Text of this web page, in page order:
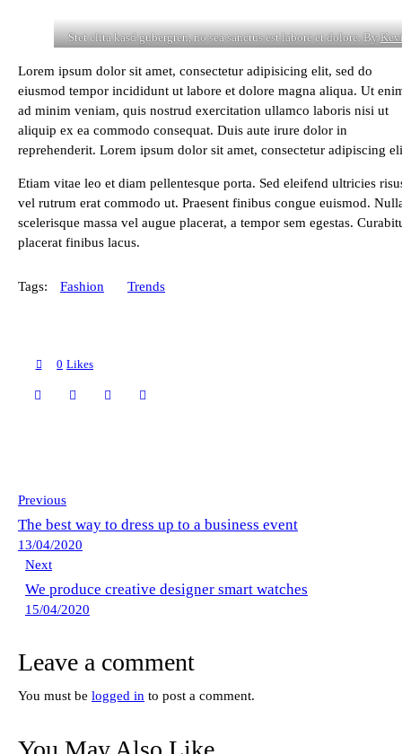
Stet clita kasd gubergren, no sea sanctus est labore et dolore. By
Lorem ipsum dolor sit amet, consectetur adipisicing elit, sed do
eiusmod tempor incididunt ut labore et dolore magna aliqua. Ut
ad minim veniam, quis nostrud exercitation ullamco laboris nisi ut
aliquip ex ea commodo consequat. Duis aute irure dolor in
reprehenderit. Lorem ipsum dolor sit amet, consectetur adipiscing
Etiam vitae leo et diam pellentesque porta. Sed eleifend ultricies
vel rutrum erat commodo ut. Praesent finibus congue euismod.
scelerisque massa vel augue placerat, a tempor sem egestas.
placerat finibus lacus.
Tags: Fashion Trends
0 Likes
Previous
The best way to dress up to a business event
13/04/2020
Next
We produce creative designer smart watches
15/04/2020
Leave a comment
You must be logged in to post a comment.